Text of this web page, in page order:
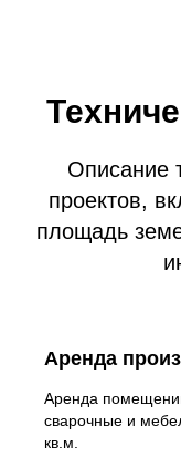
Описание
проектов,
площадь
Аренда
Аренда
сварочные и
кв.м.